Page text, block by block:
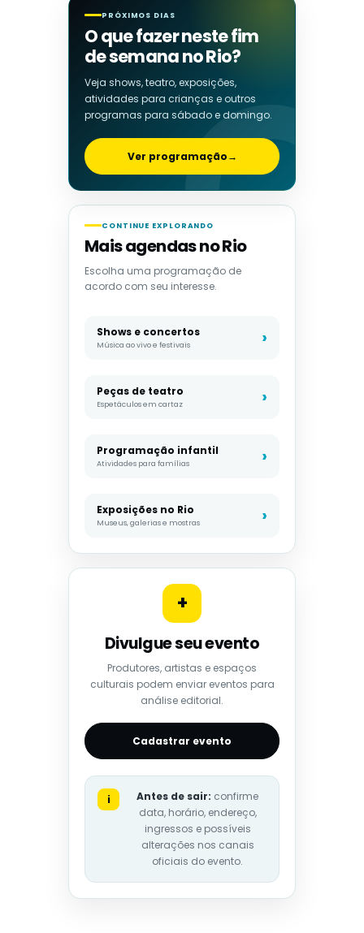
PRÓXIMOS DIAS
O que fazer neste fim
de semana no Rio?
Veja shows, teatro, exposições,
atividades para crianças e outros
programas para sábado e domingo.
Ver programação→
CONTINUE EXPLORANDO
Mais agendas no Rio
Escolha uma programação de
acordo com seu interesse.
Shows e concertos
Música ao vivo e festivais
Peças de teatro
Espetáculos em cartaz
Programação infantil
Atividades para famílias
Exposições no Rio
Museus, galerias e mostras
+
Divulgue seu evento
Produtores, artistas e espaços
culturais podem enviar eventos para
análise editorial.
Cadastrar evento
i Antes de sair: confirme
data, horário, endereço,
ingressos e possíveis
alterações nos canais
oficiais do evento.